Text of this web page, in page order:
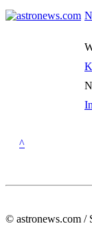
^
© astronews.com /